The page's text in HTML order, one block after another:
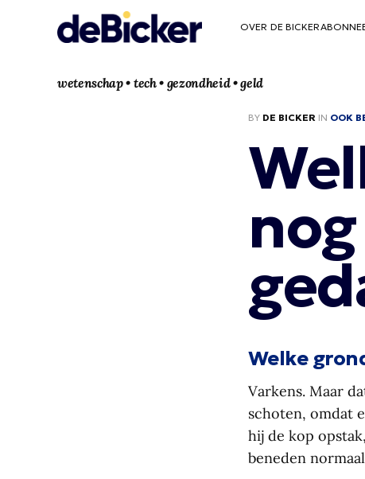
OVER DE BICKER
wetenschap • tech • gezondheid • geld
BY DE BICKER IN OOK
Welke
Varkens. Maar
schoten, omdat
hij de kop
beneden